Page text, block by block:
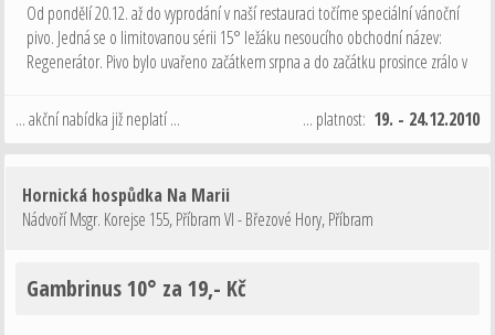
Od pondělí 20.12. až do vyprodání v naší restauraci točíme speciální vánoční
pivo. Jedná se o limitovanou sérii 15° ležáku nesoucího obchodní název:
Regenerátor. Pivo bylo uvařeno začátkem srpna a do začátku prosince zrálo v
... akční nabídka již neplatí ...
... platnost: 19. - 24.12.2010
Hornická hospůdka Na Marii
Nádvoří Msgr. Korejse 155, Příbram VI - Březové Hory,Příbram
Gambrinus 10° za 19,- Kč